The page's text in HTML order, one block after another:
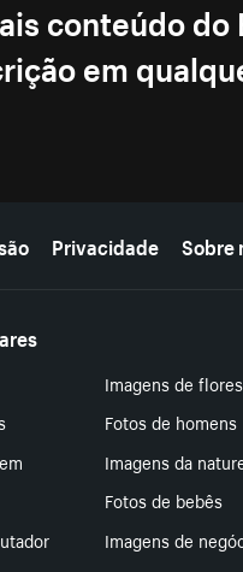
conteúdo do
em
Privacidade Sobre
Imagens de flores
Fotos de homens
Imagens da
Fotos de bebês
Imagens de